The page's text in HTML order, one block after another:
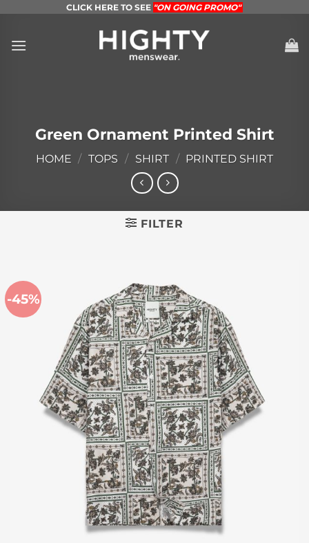
content
CLICK HERE TO SEE "ON GOING PROMO"
Green Ornament Printed Shirt
HOME / TOPS / SHIRT / PRINTED SHIRT
FILTER
-45%